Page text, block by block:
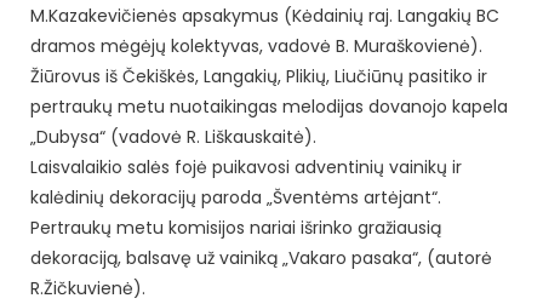
M.Kazakevičienės apsakymus (Kėdainių raj. Langakių BC
dramos mėgėjų kolektyvas, vadovė B. Muraškovienė).
Žiūrovus iš Čekiškės, Langakių, Plikių, Liučiūnų pasitiko ir
pertraukų metu nuotaikingas melodijas dovanojo kapela
„Dubysa“ (vadovė R. Liškauskaitė).
Laisvalaikio salės fojė puikavosi adventinių vainikų ir
kalėdinių dekoracijų paroda „Šventėms artėjant“.
Pertraukų metu komisijos nariai išrinko gražiausią
dekoraciją, balsavę už vainiką „Vakaro pasaka“, (autorė
R.Žičkuvienė).